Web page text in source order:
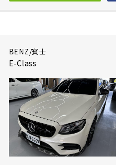
BENZ/賓士
E-Class